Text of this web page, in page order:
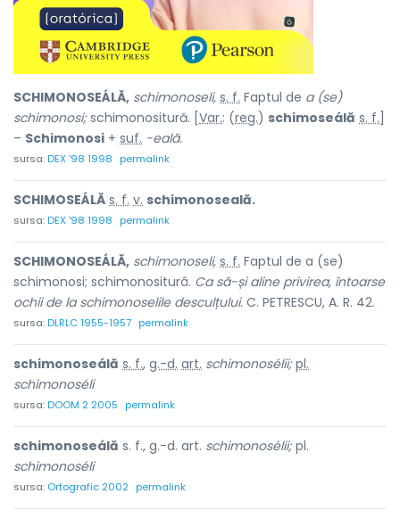
SCHIMONOSEÁLĂ, schimonoseli, s. f. Faptul de a (se)
schimonosi;schimonositură. [ Var.: (reg.) schimoseálă s. f.
– Schimonosi + suf. -eală.
sursa:DEX '98 1998 permalink
SCHIMOSEÁLĂ s. f. v. schimonoseală.
sursa:DEX '98 1998 permalink
SCHIMONOSEÁLĂ, schimonoseli, s. f. Faptul de a (se)
schimonosi; schimonositurâ. Ca să-și aline privirea, întoarse
ochii de la schimonoselile desculțului. C. PETRESCU, A. R. 42.
sursa:DLRLC 1955-1957 permalink
schimonoseálă s. f., g.-d. art. schimonosélii; pl.
schimonoséli
sursa:DOOM 2 2005 permalink
schimonoseálă s. f., g.-d. art. schimonosélii;pl.
schimonoséli
sursa: Ortografic 2002 permalink